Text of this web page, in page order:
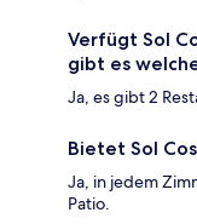
Verfügt Sol
gibt es
Ja, es gibt 2
Bietet Sol
Ja, in jedem
Patio.